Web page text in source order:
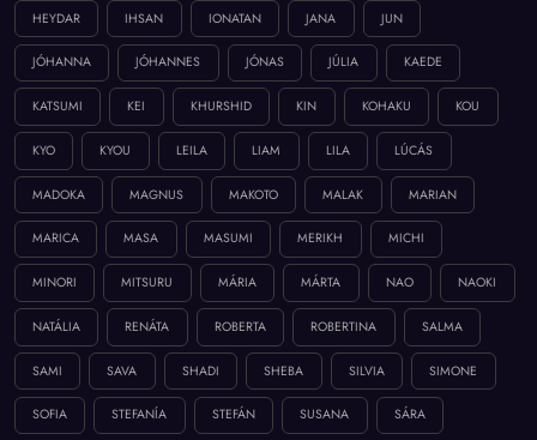
HEYDAR IHSAN IONATAN JANA JUN
JÓHANNA JÓHANNES JÓNAS JÚLIA KAEDE
KATSUMI KEI KHURSHID KIN KOHAKU KOU
KYO KYOU LEILA LIAM LILA LÚCÁS
MADOKA MAGNUS MAKOTO MALAK MARIAN
MARICA MASA MASUMI MERIKH MICHI
MINORI MITSURU MÁRIA MÁRTA NAO NAOKI
NATÁLIA RENÁTA ROBERTA ROBERTINA SALMA
SAMI SAVA SHADI SHEBA SILVIA SIMONE
SOFIA STEFANÍA STEFÁN SUSANA SÁRA